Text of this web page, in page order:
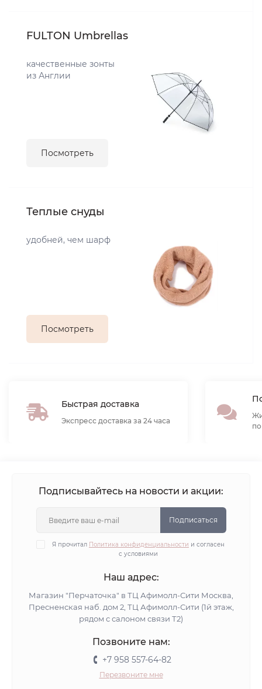
FULTON Umbrellas
качественные зонты
из Англии
Посмотреть
Теплые снуды
удобней, чем шарф
Посмотреть
Быстрая доставка
Экспресс доставка за 24 часа
Подписывайтесь на новости и акции:
Подписаться
Я прочитал Политика конфиденциальности и согласен
с условиями
Наш адрес:
Магазин "Перчаточка" в ТЦ Афимолл-Сити Москва,
Пресненская наб. дом 2, ТЦ Афимолл-Сити (1й этаж,
рядом с салоном связи Т2)
Позвоните нам:
+7 958 557-64-82
Перезвоните мне